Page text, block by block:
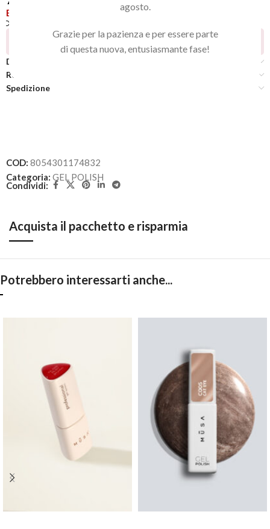
agosto.
Grazie per la pazienza e per essere parte
di questa nuova, entusiasmante fase!
Esaurito
Persone che guardano questo prodotto ora!
Descrizione
Recensioni (0)
Spedizione
COD: 8054301174832
Categoria: GEL POLISH
Condividi:
Acquista il pacchetto e risparmia
Potrebbero interessarti anche...